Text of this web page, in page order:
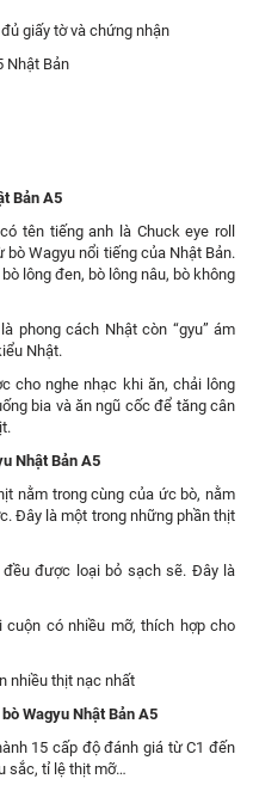
giấy tờ và chứng nhận
Nhật Bản
Bản A5
tên tiếng anh là Chuck eye roll
Wagyu nổi tiếng của Nhật Bản.
lông đen, bò lông nâu, bò không
phong cách Nhật còn “gyu” ám
Nhật.
cho nghe nhạc khi ăn, chải lông
bia và ăn ngũ cốc để tăng cân
Nhật Bản A5
nằm trong cùng của ức bò, nằm
Đây là một trong những phần thịt
đều được loại bỏ sạch sẽ. Đây là
có nhiều mỡ, thích hợp cho
nhiều thịt nạc nhất
Wagyu Nhật Bản A5
15 cấp độ đánh giá từ C1 đến
sắc, tỉ lệ thịt mỡ…